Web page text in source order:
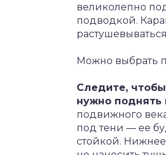
великолепно
подводкой.
Можно выбрать
Следите, чтобы
нужно поднять
подвижного
под тени — ее
стойкой.